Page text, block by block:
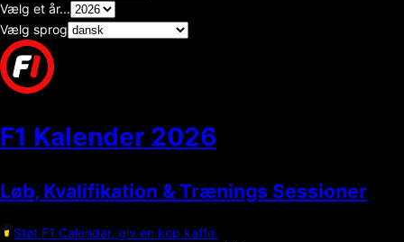
Vælg et år...
Vælg sprog
F1 Kalender 2026
Løb, Kvalifikation & Trænings Sessioner
Støt F1 Calendar, giv en kop kaffe.